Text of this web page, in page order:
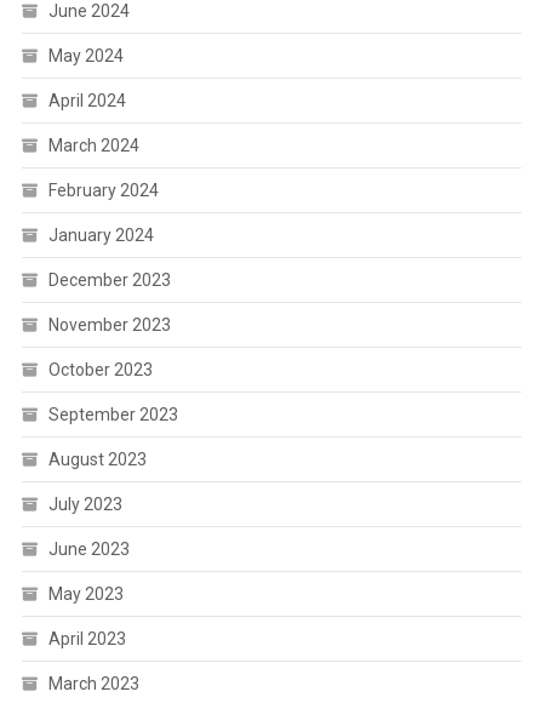
June 2024
May 2024
April 2024
March 2024
February 2024
January 2024
December 2023
November 2023
October 2023
September 2023
August 2023
July 2023
June 2023
May 2023
April 2023
March 2023